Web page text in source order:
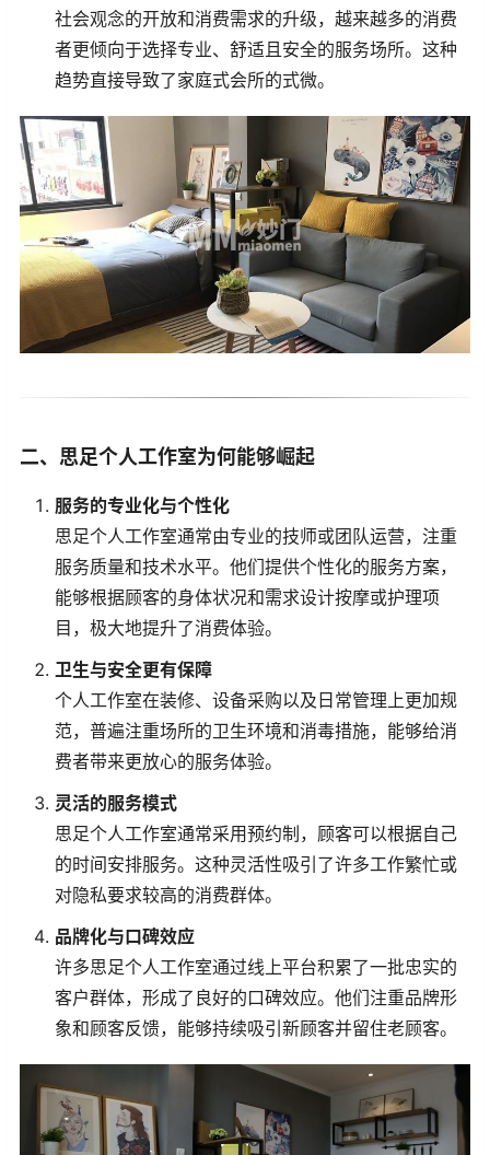
社会观念的开放和消费需求的升级，越来越多的消费
者更倾向于选择专业、舒适且安全的服务场所。这种
趋势直接导致了家庭式会所的式微。
二、思足个人工作室为何能够崛起
服务的专业化与个性化
思足个人工作室通常由专业的技师或团队运营，注重
服务质量和技术水平。他们提供个性化的服务方案，
能够根据顾客的身体状况和需求设计按摩或护理项
目，极大地提升了消费体验。
卫生与安全更有保障
个人工作室在装修、设备采购以及日常管理上更加规
范，普遍注重场所的卫生环境和消毒措施，能够给消
费者带来更放心的服务体验。
灵活的服务模式
思足个人工作室通常采用预约制，顾客可以根据自己
的时间安排服务。这种灵活性吸引了许多工作繁忙或
对隐私要求较高的消费群体。
品牌化与口碑效应
许多思足个人工作室通过线上平台积累了一批忠实的
客户群体，形成了良好的口碑效应。他们注重品牌形
象和顾客反馈，能够持续吸引新顾客并留住老顾客。